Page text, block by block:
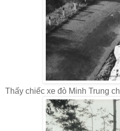
Thấy chiếc xe đò Minh Trung